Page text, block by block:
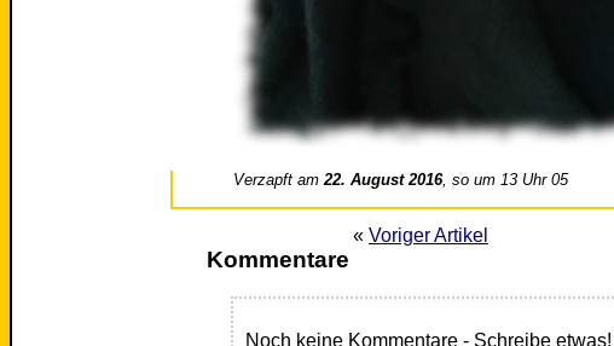
Verzapft am22. August 2016, so um 13 Uhr 05
« Voriger Artikel
Kommentare
Noch keine Kommentare - Schreibe etwas!